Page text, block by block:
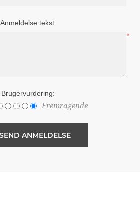
Anmeldelse tekst:
*
Brugervurdering:
Fremragende